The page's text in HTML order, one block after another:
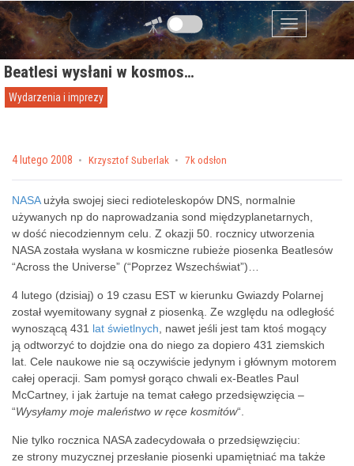
Przejdź do zawartości
Menu
Beatlesi wysłani w kosmos…
Wydarzenia i imprezy
Posted on
4 lutego 2008 by Krzysztof Suberlak 7k odsłon
NASAużyła swojej sieci redioteleskopów DNS, normalnie
używanych np do naprowadzania sond międzyplanetarnych,
w dość niecodziennym celu. Z okazji 50. rocznicy utworzenia
NASA została wysłana w kosmiczne rubieże piosenka Beatlesów
“Across the Universe” (“Poprzez Wszechświat”)…
4 lutego (dzisiaj) o 19 czasu EST w kierunku Gwiazdy Polarnej
został wyemitowany sygnał z piosenką. Ze względu na odległość
wynoszącą 431 lat świetlnych , nawet jeśli jest tam ktoś mogący
ją odtworzyć to dojdzie ona do niego za dopiero 431 ziemskich
lat. Cele naukowe nie są oczywiście jedynym i głównym motorem
całej operacji. Sam pomysł gorąco chwali ex-Beatles Paul
McCartney, i jak żartuje na temat całego przedsięwzięcia –
“Wysyłamy moje maleństwo w ręce kosmitów“.
Nie tylko rocznica NASA zadecydowała o przedsięwzięciu:
ze strony muzycznej przesłanie piosenki upamiętniać ma także